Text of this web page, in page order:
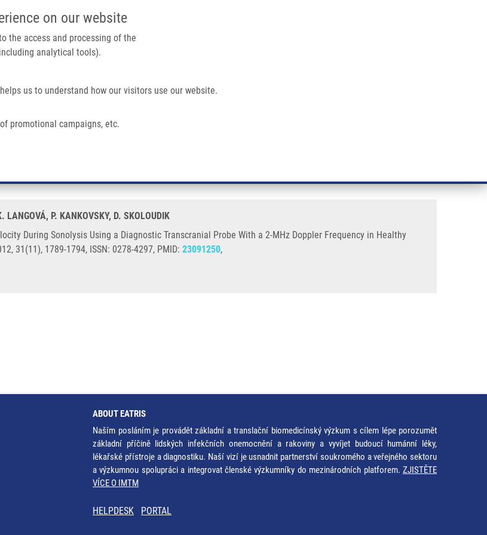
on our website
the access and processing of the
analytical tools).
us to understand how our visitors use our website.
promotional campaigns, etc.
IMTM PORTÁL
navigation
a Diagnostic Transcranial Probe With a 2-MHz Doppler Frequency In Healthy Volunteers
Velocity During Sonolysis Using a Diagnostic Transcranial
Healthy Volunteers
P. KANKOVSKY, D. SKOLOUDIK
During Sonolysis Using a Diagnostic Transcranial Probe With a 2-MHz Doppler Frequency in Healthy
31(11), 1789-1794, ISSN: 0278-4297, PMID: 23091250,
ABOUT EATRIS
Naším posláním je provádět základní a translační biomedicínský výzkum s cílem lépe porozumět
základní příčině lidských infekčních onemocnění a rakoviny a vyvíjet budoucí humánní léky,
lékařské přístroje a diagnostiku. Naší vizí je usnadnit partnerství soukromého a veřejného sektoru
a výzkumnou spolupráci a integrovat členské výzkumníky do mezinárodních platforem. ZJISTĚTE
VÍCE O IMTM
HELPDESK PORTAL